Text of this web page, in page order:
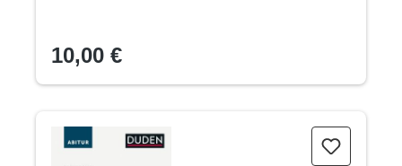
10,00 €
Basiswissen Schule – Chemie Abi